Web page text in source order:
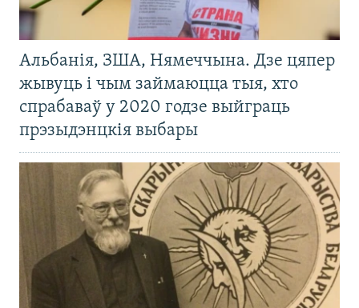
Альбанія, ЗША, Нямеччына. Дзе цяпер
жывуць і чым займаюцца тыя, хто
спрабаваў у 2020 годзе выйграць
прэзыдэнцкія выбары